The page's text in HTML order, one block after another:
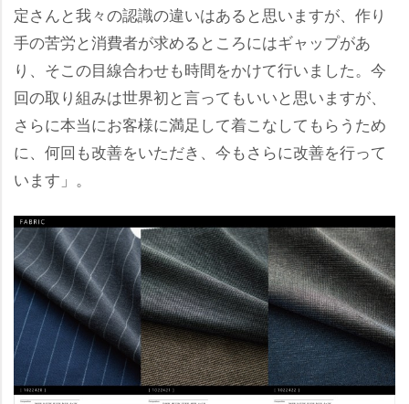
定さんと我々の認識の違いはあると思いますが、作り
手の苦労と消費者が求めるところにはギャップがあ
り、そこの目線合わせも時間をかけて行いました。今
回の取り組みは世界初と言ってもいいと思いますが、
さらに本当にお客様に満足して着こなしてもらうため
に、何回も改善をいただき、今もさらに改善を行って
います」。